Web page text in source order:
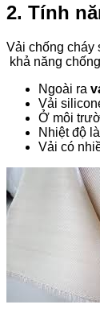
2. Tính
Vải chống cháy
khả năng
Ngoài ra
Vải
Ở môi
Nhiệt độ
Vải có